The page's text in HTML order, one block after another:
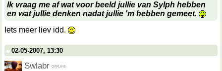
Ik vraag me af wat voor beeld jullie van Sylph hebben
en wat jullie denken nadat jullie 'm hebben gemeet.
Iets meer liev idd.
02-05-2007, 13:30
Swlabr